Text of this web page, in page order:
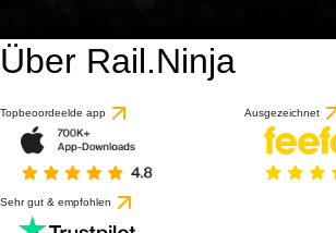
Über Rail.Ninja
Topbeoordeelde app Ausgezeichnet
Sehr gut & empfohlen